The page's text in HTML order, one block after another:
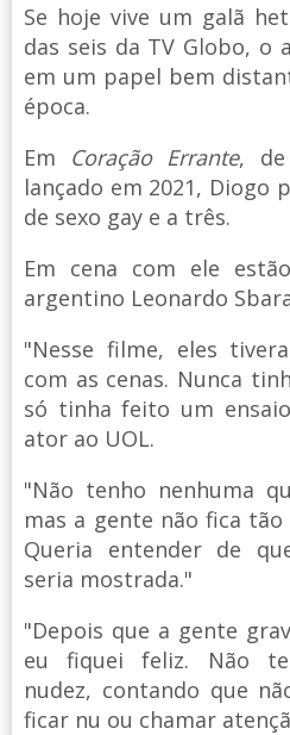
Se hoje vive um galã
das seis da TV Globo, o
em um papel bem
época.
Em Coração Errante, de
lançado em 2021, Diogo
de sexo gay e a três.
Em cena com ele
argentino Leonardo
"Nesse filme, eles
com as cenas. Nunca
só tinha feito um
ator ao UOL.
"Não tenho nenhuma
mas a gente não fica
Queria entender de
seria mostrada."
"Depois que a gente
eu fiquei feliz. Não
nudez, contando que
ficar nu ou chamar